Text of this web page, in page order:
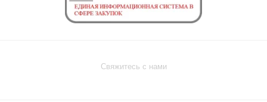
Свяжитесь с нами